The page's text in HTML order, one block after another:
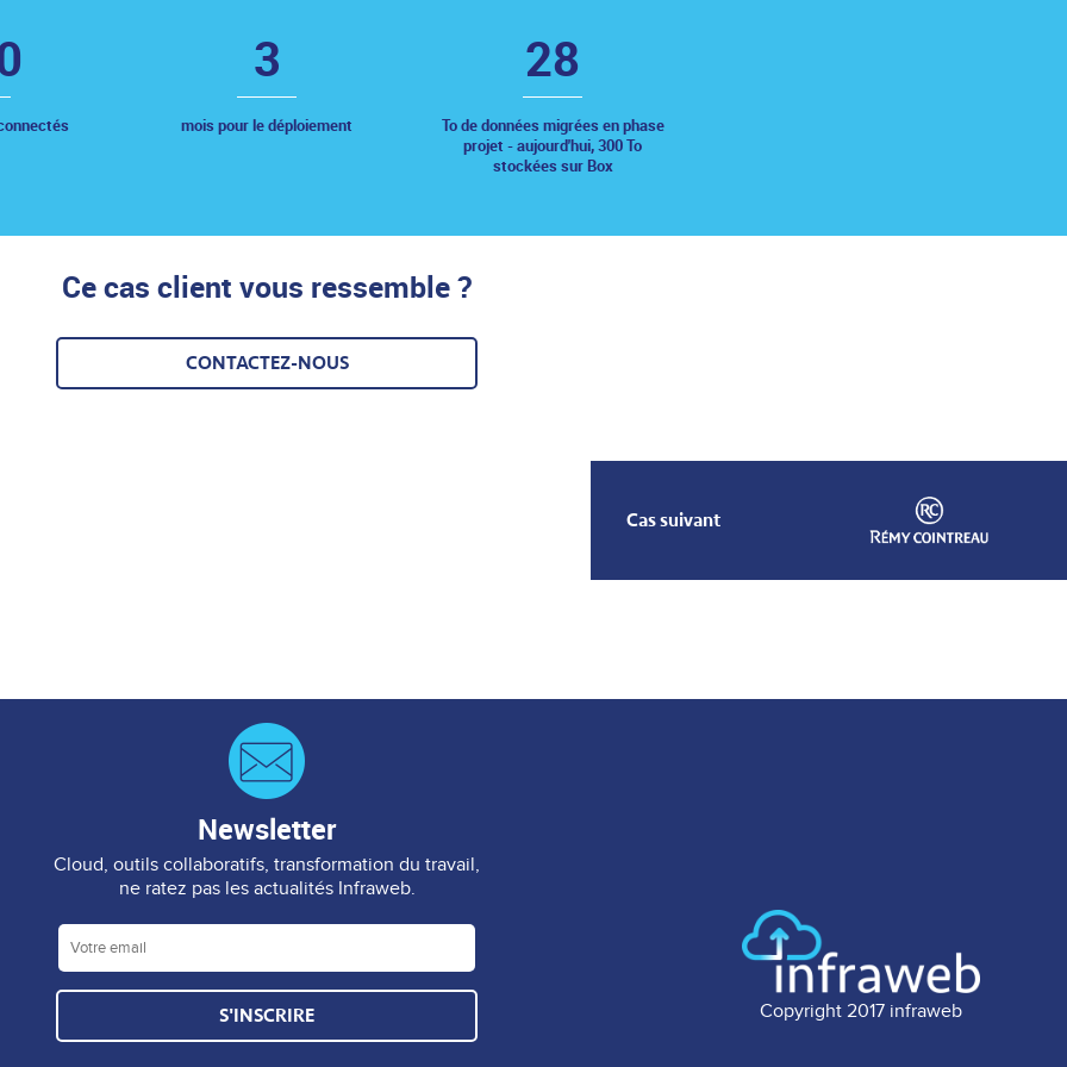
3
mois pour le déploiement
30
To de données migrées en phase
projet - aujourd'hui, 300 To
stockées sur Box
Ce cas client vous ressemble ?
CONTACTEZ-NOUS
Cas suivant
Newsletter
Cloud, outils collaboratifs, transformation du travail,
ne ratez pas les actualités Infraweb.
S'INSCRIRE Copyright 2017 infraweb